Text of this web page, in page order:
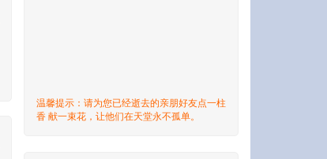
温馨提示：请为您已经逝去的亲朋好友点一柱
香 献一束花，让他们在天堂永不孤单。